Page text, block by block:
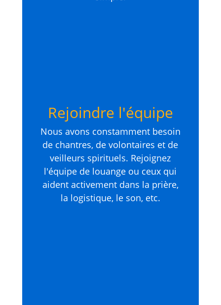
Rejoindre l'équipe
Nous avons constamment besoin
de chantres, de volontaires et de
veilleurs spirituels. Rejoignez
l'équipe de louange ou ceux qui
aident activement dans la prière,
la logistique, le son, etc.